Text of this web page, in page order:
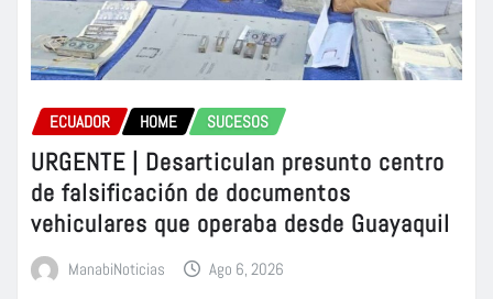
ECUADOR HOME SUCESOS
URGENTE | Desarticulan presunto centro
de falsificación de documentos
vehiculares que operaba desde Guayaquil
ManabiNoticias Ago 6, 2026